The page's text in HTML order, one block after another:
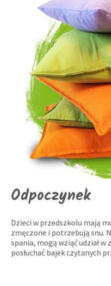
Odpoczynek
Dzieci w przedszkolu mają
zmęczone i potrzebują snu.
spania, mogą wziąć udział
posłuchać bajek czytanych